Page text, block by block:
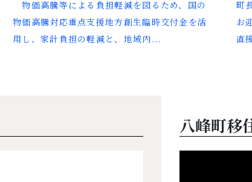
物価高騰等による負担軽減を図るため、国の
物価高騰対応重点支援地方創生臨時交付金を活
用し、家計負担の軽減と、地域内...
町
お
直
八峰町移